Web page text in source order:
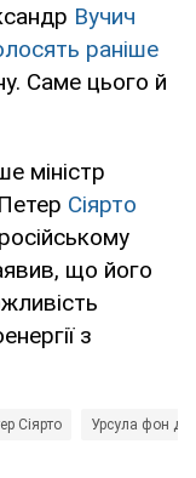
Вучич
раніше
Саме цього й
міністр
Сіярто
що його
з
Сіярто Урсула фон